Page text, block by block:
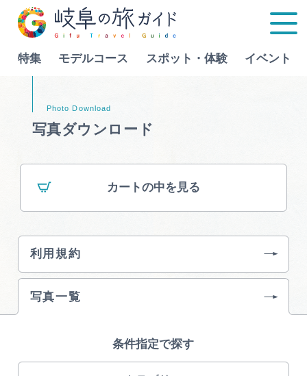
特集 モデルコース スポット・体験 イベント
モデルコース
グルメ
Language
行きたいリストを見る
写真ダウンロード
写真一覧
利用規約
カートの中を見る
条件指定で探す